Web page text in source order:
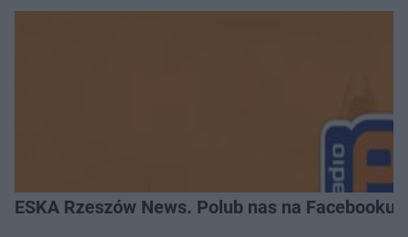
ESKA Rzeszów News. Polub nas na Facebooku!